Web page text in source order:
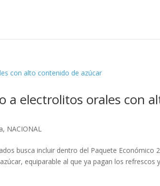
a electrolitos orales con
, NACIONAL
busca incluir dentro del Paquete Económico
equiparable al que ya pagan los refrescos